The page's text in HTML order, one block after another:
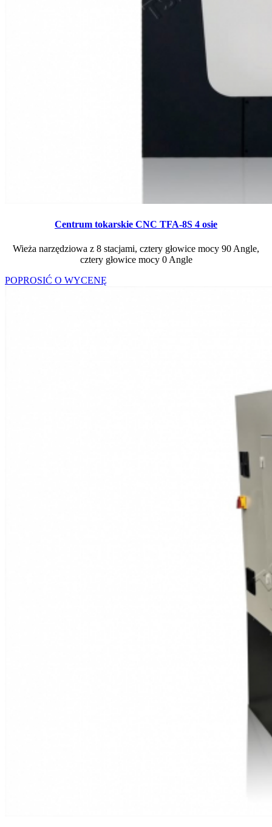
Centrum tokarskie CNC TFA-8S 4 osie
Wieża narzędziowa z 8 stacjami, cztery głowice mocy 90 Angle,
cztery głowice mocy 0 Angle
POPROSIĆ O WYCENĘ